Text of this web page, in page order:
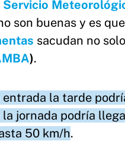
Servicio
son buenas y es
sacudan no solo
).
entrada la tarde
jornada podría
50 km/h.